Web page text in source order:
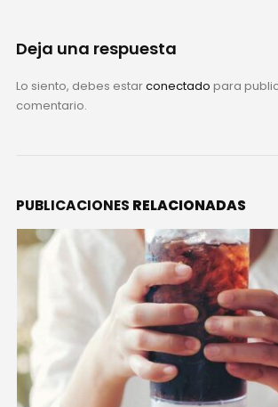
Deja una respuesta
Lo siento, debes estarconectado para
comentario.
PUBLICACIONES RELACIONADAS